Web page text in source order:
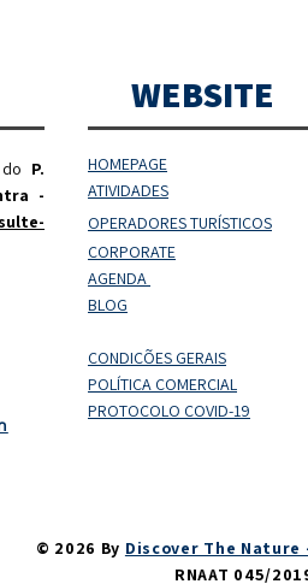
P.
-
WEBSITE
HOMEPAGE
ATIVIDADES
OPERADORESTURÍSTICOS
CORPORATE
AGENDA
BLOG
CONDIÇÕES GERAIS
POLÍTICA COMERCIAL
PROTOCOLO COVID-19
© 2026 By Discover The Nature
RNAAT 045/